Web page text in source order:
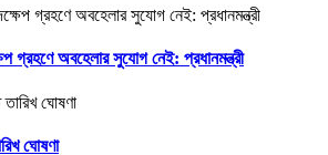
গ্রহণে অবহেলার সুযোগ নেই: প্রধানমন্ত্রী
ঘোষণা